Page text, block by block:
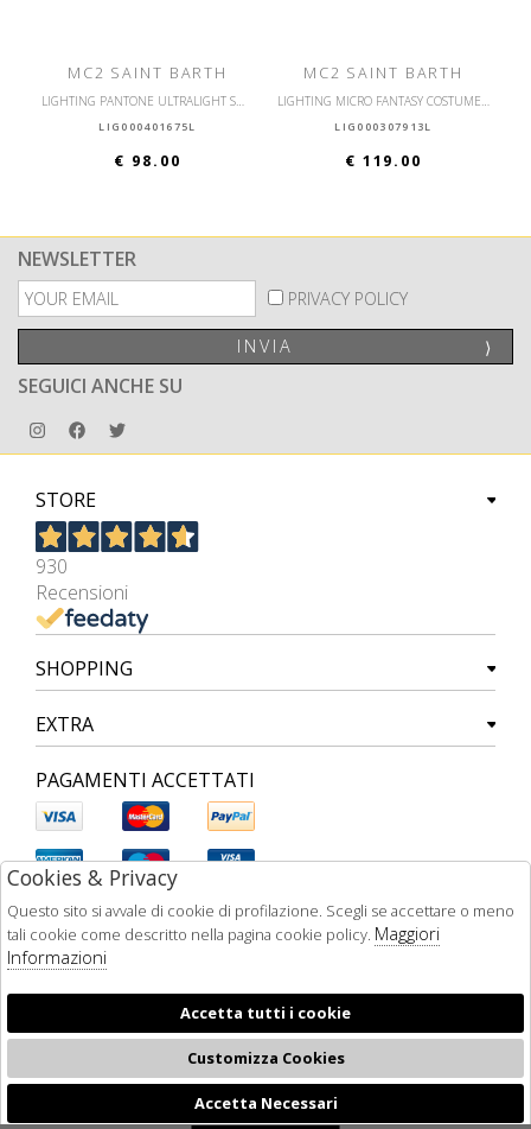
MC2 SAINT BARTH
LIGHTING PANTONE ULTRALIGHT SWIM SHORT PANTONE
LIG000401675L
€ 98.00
MC2 SAINT BARTH
LIGHTING MICRO FANTASY COSTUME DA BAGNO ULTRALEGGERO
LIG000307913L
€ 119.00
NEWSLETTER
PRIVACY POLICY
INVIA ⟩
SEGUICI ANCHE SU
STORE
930
Recensioni
SHOPPING
EXTRA
PAGAMENTI ACCETTATI
🍪
Cookies & Privacy
Questo sito si avvale di cookie di profilazione. Scegli se accettare o meno
tali cookie come descritto nella pagina cookie policy. Maggiori
Informazioni
Accetta tutti i cookie
Customizza Cookies
Accetta Necessari